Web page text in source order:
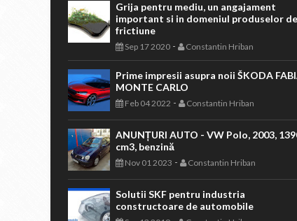
Grija pentru mediu, un angajament
important si in domeniul produselor de
frictiune
Sep 17 2020 - Constantin Hriban
Prime impresii asupra noii ŠKODA
MONTE CARLO
Feb 04 2022 - Constantin Hriban
ANUNȚURI AUTO - VW Polo, 2003,
cm3, benzină
Nov 01 2023 - Constantin Hriban
Solutii SKF pentru industria
constructoare de automobile